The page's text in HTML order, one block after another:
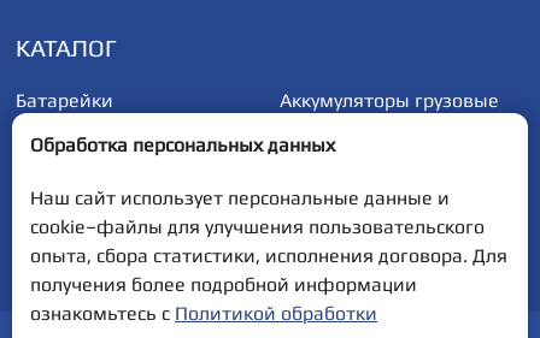
КАТАЛОГ
Батарейки
Аккумуляторы
Аккумуляторы грузовые
Аккумуляторы
Полная версия сайта
Обработка персональных данных
Наш сайт использует персональные данные и
cookie–файлы для улучшения пользовательского
опыта, сбора статистики, исполнения договора. Для
получения более подробной информации
ознакомьтесь с Политикой обработки